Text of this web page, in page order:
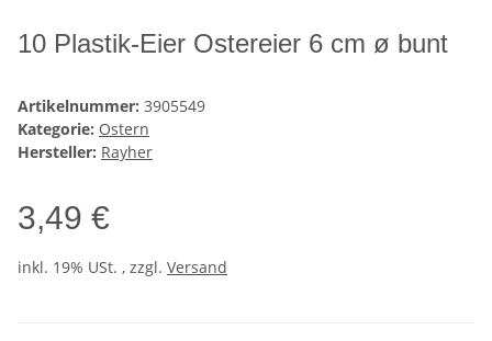
10 Plastik-Eier Ostereier 6 cm ø bunt
Artikelnummer: 3905549
Kategorie: Ostern
Hersteller: Rayher
3,49 €
inkl. 19% USt. , zzgl. Versand